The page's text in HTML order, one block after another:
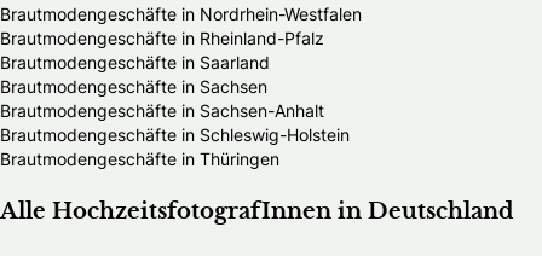
Brautmodengeschäfte in Nordrhein-Westfalen
Brautmodengeschäfte in Rheinland-Pfalz
Brautmodengeschäfte in Saarland
Brautmodengeschäfte in Sachsen
Brautmodengeschäfte in Sachsen-Anhalt
Brautmodengeschäfte in Schleswig-Holstein
Brautmodengeschäfte in Thüringen
Alle HochzeitsfotografInnen in Deutschland